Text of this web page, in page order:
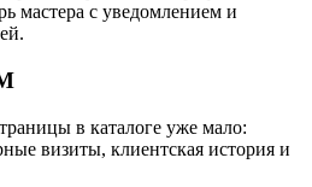
мастера с уведомлением и
в каталоге уже мало:
визиты, клиентская история и